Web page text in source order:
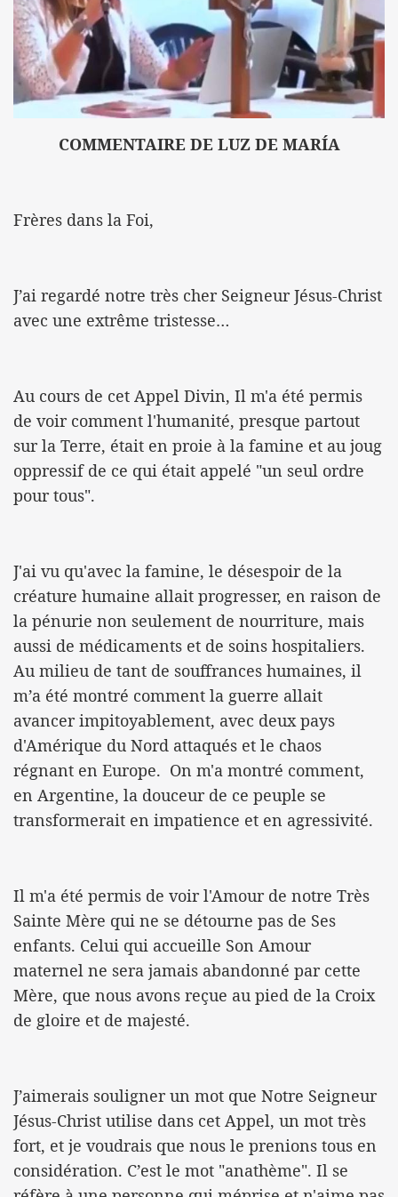
COMMENTAIRE DE LUZ DE MARÍA
Frères dans la Foi,
J’ai regardé notre très cher Seigneur Jésus-Christ
avec une extrême tristesse…
Au cours de cet Appel Divin, Il m'a été permis
de voir comment l'humanité, presque partout
sur la Terre, était en proie à la famine et au joug
oppressif de ce qui était appelé "un seul ordre
pour tous".
J'ai vu qu'avec la famine, le désespoir de la
créature humaine allait progresser, en raison de
la pénurie non seulement de nourriture, mais
aussi de médicaments et de soins hospitaliers.
Au milieu de tant de souffrances humaines, il
m’a été montré comment la guerre allait
avancer impitoyablement, avec deux pays
d'Amérique du Nord attaqués et le chaos
régnant en Europe. On m'a montré comment,
en Argentine, la douceur de ce peuple se
transformerait en impatience et en agressivité.
Il m'a été permis de voir l'Amour de notre Très
Sainte Mère qui ne se détourne pas de Ses
enfants. Celui qui accueille Son Amour
maternel ne sera jamais abandonné par cette
Mère, que nous avons reçue au pied de la Croix
de gloire et de majesté.
J’aimerais souligner un mot que Notre Seigneur
Jésus-Christ utilise dans cet Appel, un mot très
fort, et je voudrais que nous le prenions tous en
considération. C’est le mot "anathème". Il se